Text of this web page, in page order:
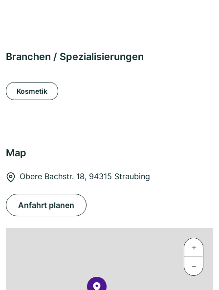
Branchen / Spezialisierungen
Kosmetik
Map
Obere Bachstr. 18, 94315 Straubing
Anfahrt planen
+
−